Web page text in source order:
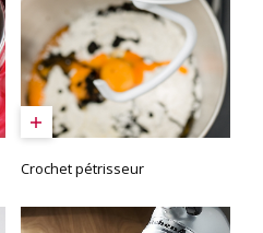
Crochet pétrisseur